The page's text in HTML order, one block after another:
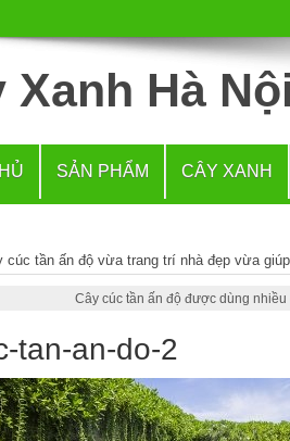
SẢN PHẨM CÂY XANH
cúc tần ấn độ vừa trang trí nhà đẹp vừa
Cây cúc tần ấn độ được dùng nhiều
tan-an-do-2